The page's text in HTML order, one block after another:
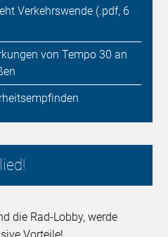
Verkehrswende (.pdf, 6
von Tempo 30 an
die Rad-Lobby, werde